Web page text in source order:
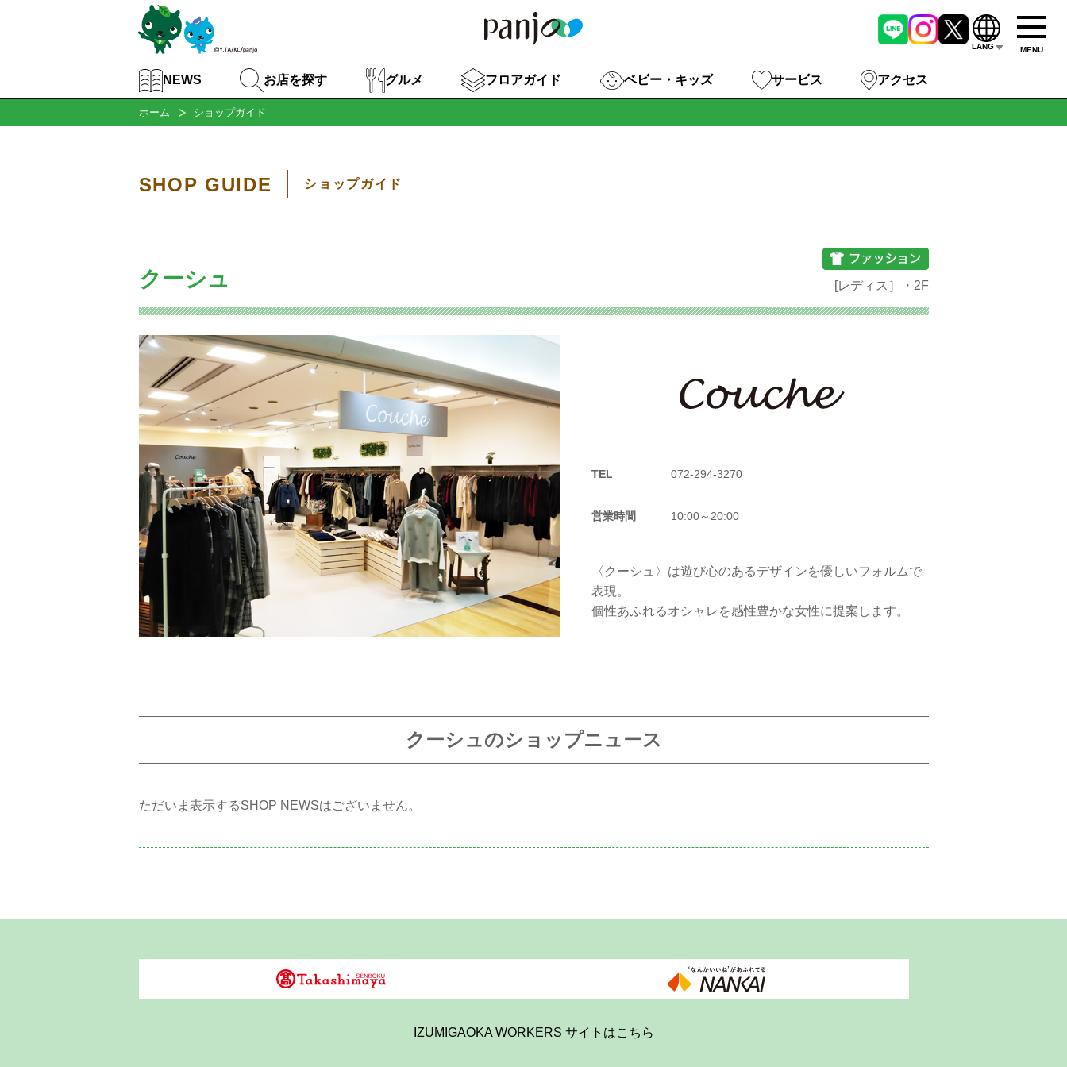
LANG MENU
NEWS お店を探す グルメ フロアガイド ベビー・キッズ サービス アクセス
ホーム ショップガイド
SHOP GUIDE ショップガイド
クーシュ [レディス］・2F
TEL 072-294-3270
営業時間 10:00～20:00
〈クーシュ〉は遊び心のあるデザインを優しいフォルムで
表現。
個性あふれるオシャレを感性豊かな女性に提案します。
クーシュのショップニュース
ただいま表示するSHOP NEWSはございません。
IZUMIGAOKA WORKERS サイトはこちら